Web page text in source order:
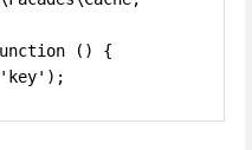
() {